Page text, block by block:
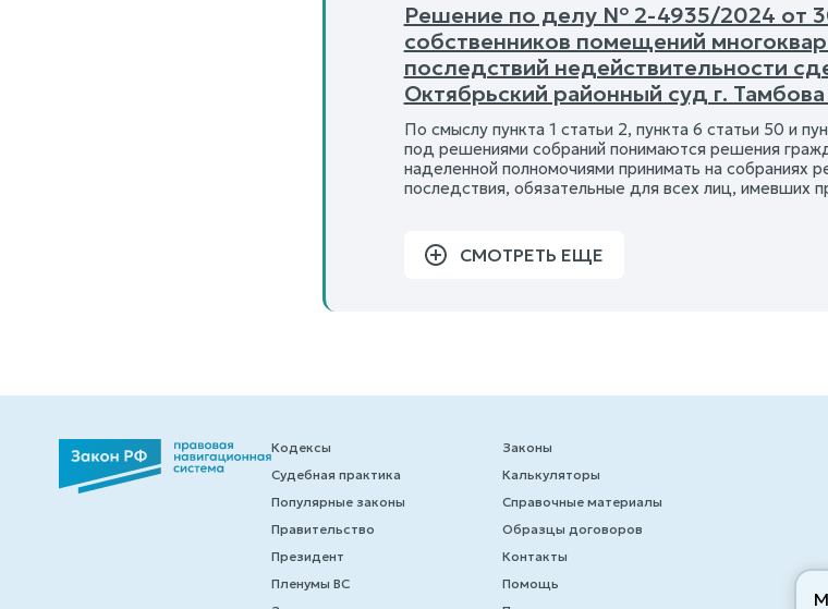
Решение по делу № 2-4935/2024 от
собственников помещений
последствий недействительности
Октябрьский районный суд г.
По смыслу пункта 1 статьи 2, пункта 6 статьи 50 и
под решениями собраний понимаются решения
наделенной полномочиями принимать на собраниях
последствия, обязательные для всех лиц, имевших
СМОТРЕТЬ ЕЩЕ
Кодексы
Судебная практика
Популярные законы
Правительство
Президент
Пленумы ВС
Законы
Калькуляторы
Справочные материалы
Образцы договоров
Контакты
Помощь